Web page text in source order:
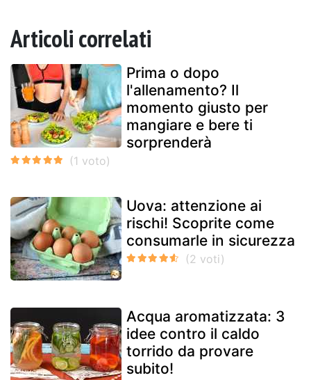
Articoli correlati
Prima o dopo
l'allenamento? Il
momento giusto per
mangiare e bere ti
sorprenderà
Uova: attenzione ai
rischi! Scoprite come
consumarle in sicurezza
Acqua aromatizzata: 3
idee contro il caldo
torrido da provare
subito!